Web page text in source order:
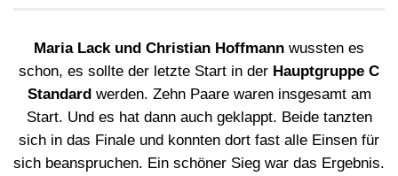
Maria Lack und Christian Hoffmann wussten es
schon, es sollte der letzte Start in der Hauptgruppe C
Standardwerden. Zehn Paare waren insgesamt am
Start. Und es hat dann auch geklappt. Beide tanzten
sich in das Finale und konnten dort fast alle Einsen für
sich beanspruchen. Ein schöner Sieg war das Ergebnis.